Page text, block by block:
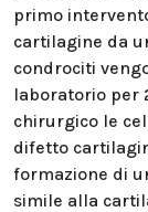
primo
cartilagine da
condrociti
laboratorio per
chirurgico le
difetto
formazione di
simile alla